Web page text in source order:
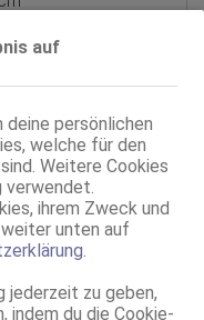
auf
deine persönlichen
welche für den
Weitere Cookies
verwendet.
ihrem Zweck und
unten auf
jederzeit zu geben,
indem du die Cookie-
schulterlang